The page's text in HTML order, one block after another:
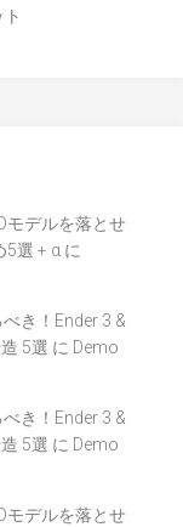
モデルを落とせ
5選 + α に
き！Ender 3 &
5選 に Demo
き！Ender 3 &
5選 に Demo
モデルを落とせ